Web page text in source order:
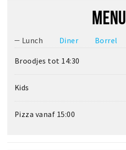
MENU
Lunch Diner Borrel
Broodjes tot 14:30
Kids
Pizza vanaf 15:00